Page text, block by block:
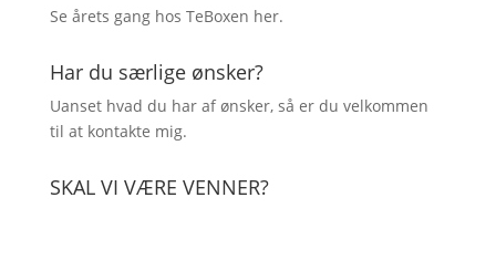
Se årets gang hos TeBoxen her.
Har du særlige ønsker?
Uanset hvad du har af ønsker, så er du velkommen
til at kontakte mig.
SKAL VI VÆRE VENNER?